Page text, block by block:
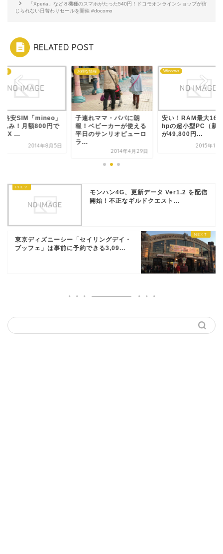
「Xperia」など８機種のスマホがたった540円！ドコモオンラインショップが信
じられない日替わりセールを開催 #docomo
RELATED POST
格安SIM「mineo」
込み！月額800円で
...
2014年8月5日
お得な情報
子連れママ・パパに朗
報！ベビーカーが使える
平日のサンリオピューロ
ラ...
2014年4月29日
Windows
安い！RAM最大
hpの超小型PC（新
が49,800円...
2015年10
モンハン4G、更新データ Ver1.2 を配信
開始！不正なギルドクエスト...
東京ディズニーシー「セイリングデイ・
ブッフェ」は事前に予約できる3,09...